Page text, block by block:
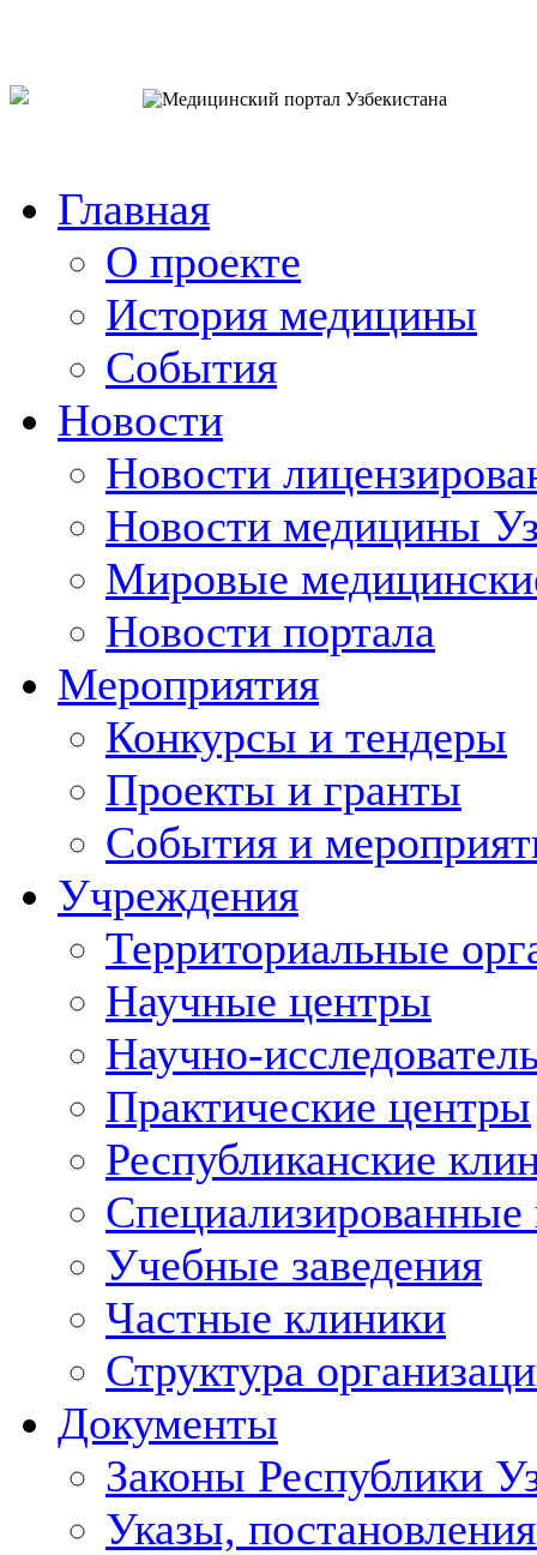
Главная
О проекте
История медицины
События
Новости
Новости
Новости медицины
Мировые
Новости портала
Мероприятия
Конкурсы и тендеры
Проекты и гранты
События и
Учреждения
Территориальные
Научные центры
Научно-
Практические центры
Республиканские
Учебные заведения
Частные клиники
Структура
Документы
Законы Республики
Указы,